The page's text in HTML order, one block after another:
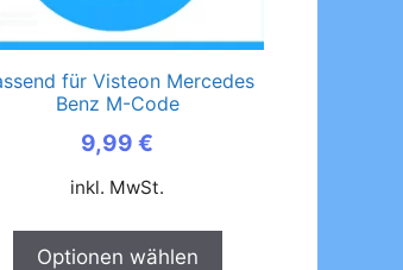
für Visteon Mercedes
Benz M-Code
9,99€
inkl. MwSt.
Optionen wählen